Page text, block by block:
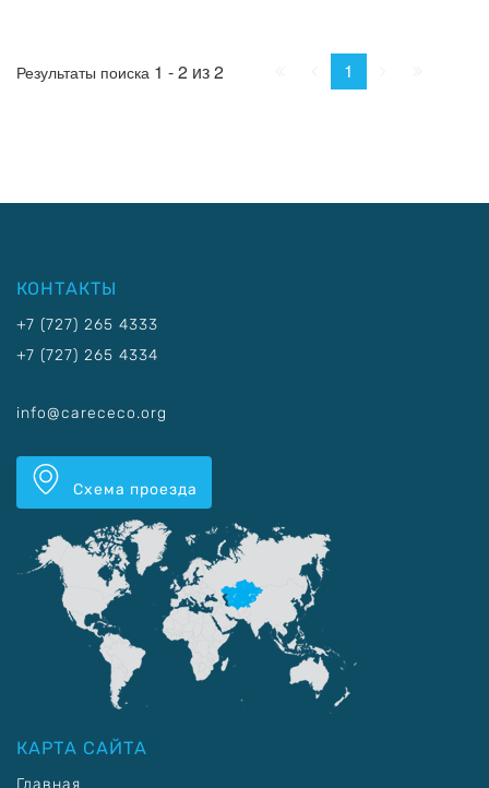
Результаты поиска 1 - 2 из 2 Пред.
1
КОНТАКТЫ
+7 (727) 265 4333
+7 (727) 265 4334
info@carececo.org
Схема проезда
КАРТА САЙТА
Главная